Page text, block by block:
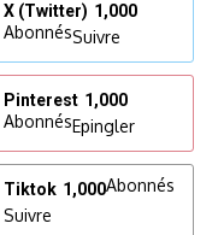
X (Twitter) 1,000
AbonnésSuivre
Pinterest 1,000
AbonnésEpingler
Tiktok 1,000Abonnés
Suivre